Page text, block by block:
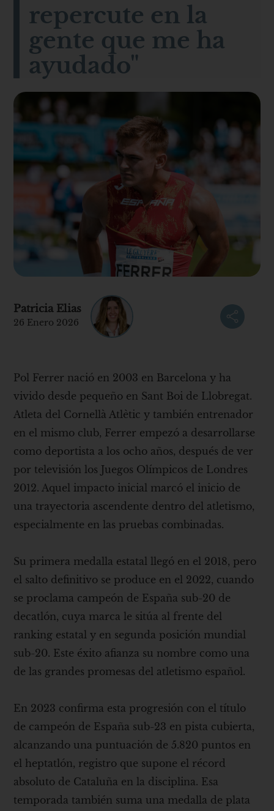
repercute en la
gente que me ha
ayudado"
Patricia Elias
26 Enero 2026
Pol Ferrer nació en 2003 en Barcelona y ha
vivido desde pequeño en Sant Boi de Llobregat.
Atleta del Cornellà Atlètic y también entrenador
en el mismo club, Ferrer empezó a desarrollarse
como deportista a los ocho años, después de ver
por televisión los Juegos Olímpicos de Londres
2012. Aquel impacto inicial marcó el inicio de
una trayectoria ascendente dentro del atletismo,
especialmente en las pruebas combinadas.
Su primera medalla estatal llegó en el 2018, pero
el salto definitivo se produce en el 2022, cuando
se proclama campeón de España sub-20 de
decatlón, cuya marca le sitúa al frente del
ranking estatal y en segunda posición mundial
sub-20. Este éxito afianza su nombre como una
de las grandes promesas del atletismo español.
En 2023 confirma esta progresión con el título
de campeón de España sub-23 en pista cubierta,
alcanzando una puntuación de 5.820 puntos en
el heptatlón, registro que supone el récord
absoluto de Cataluña en la disciplina. Esa
temporada también suma una medalla de plata